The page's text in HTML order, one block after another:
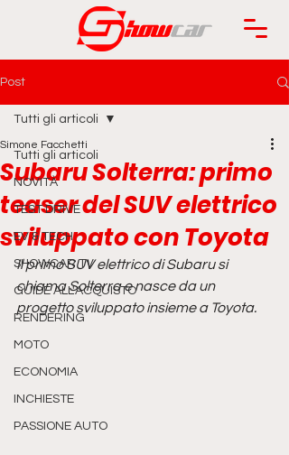
Post
Tutti gli articoli
NOVITÀ
TEST DRIVE
EV & TECH
SHOWCAR TV
GUIDE ALL'ACQUISTO
RENDERING
MOTO
ECONOMIA
INCHIESTE
PASSIONE AUTO
Tutti gli articoli
Subaru Solterra: primo
teaser del SUV elettrico
sviluppato con Toyota
Simone Facchetti
Il primo SUV elettrico di Subaru si
chiama Solterra e nasce da un
progetto sviluppato insieme a Toyota.